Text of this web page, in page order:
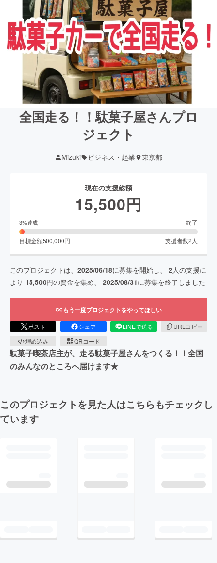
全国走る！！駄菓子屋さんプロ
ジェクト
Mizuki ビジネス・起業 東京都
現在の支援総額
15,500円
3%達成 終了
目標金額500,000円 支援者数2人
このプロジェクトは、 2025/06/18に募集を開始し、 2人の支援に
より 15,500円の資金を集め、 2025/08/31に募集を終了しました
もう一度プロジェクトをやってほしい
ポスト シェア LINEで送る
URLコピー
埋め込み
QRコード
駄菓子喫茶店主が、走る駄菓子屋さんをつくる！！全国
のみんなのところへ届けます★
このプロジェクトを見た人はこちらもチェックし
ています